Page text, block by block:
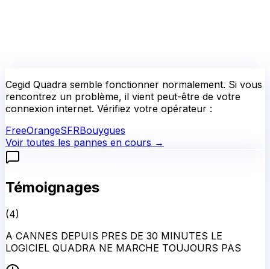
Cegid Quadra semble fonctionner normalement. Si vous
rencontrez un problème, il vient peut-être de votre
connexion internet. Vérifiez votre opérateur :
FreeOrangeSFRBouygues
Voir toutes les pannes en cours →
Témoignages
(4)
A CANNES DEPUIS PRES DE 30 MINUTES LE
LOGICIEL QUADRA NE MARCHE TOUJOURS PAS